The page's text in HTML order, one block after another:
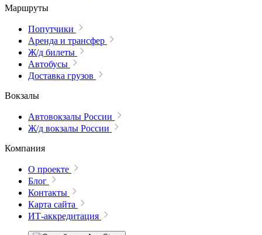
Маршруты
Попутчики
Аренда и трансфер
Ж/д билеты
Автобусы
Доставка грузов
Вокзалы
Автовокзалы России
Ж/д вокзалы России
Компания
О проекте
Блог
Контакты
Карта сайта
ИТ-аккредитация